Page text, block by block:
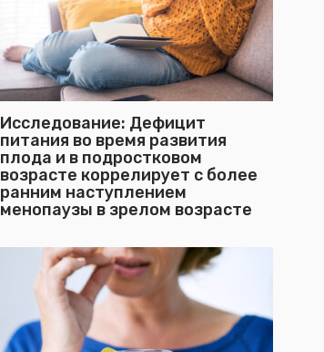
Исследование: Дефицит
питания во время развития
плода и в подростковом
возрасте коррелирует с более
ранним наступлением
менопаузы в зрелом возрасте